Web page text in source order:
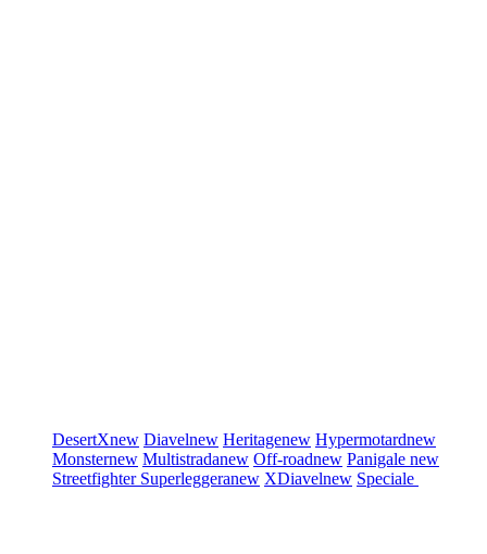
DesertXnew Diavelnew Heritagenew Hypermotardnew
Monsternew Multistradanew Off-roadnew Panigale new
Streetfighter Superleggeranew XDiavelnew Speciale